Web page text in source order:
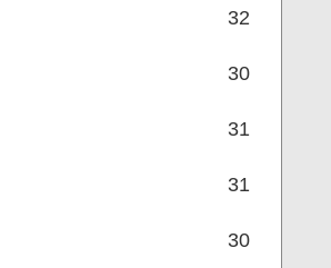
32
30
31
31
30